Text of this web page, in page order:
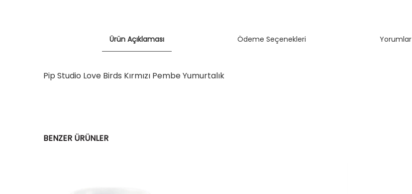
Ürün Açıklaması Ödeme Seçenekleri Yorumlar
Pip Studio Love Birds Kırmızı Pembe Yumurtalık
BENZER ÜRÜNLER